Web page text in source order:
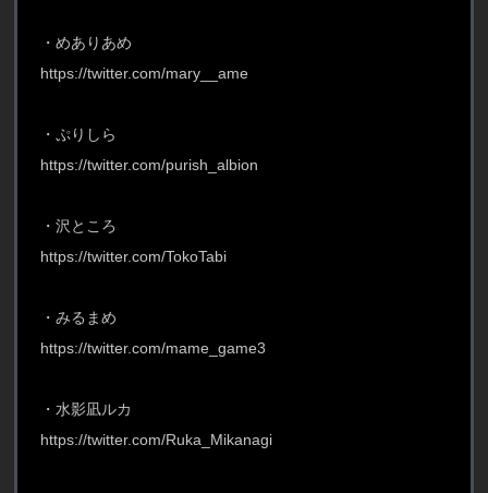
・めありあめ
https://twitter.com/mary__ame
・ぷりしら
https://twitter.com/purish_albion
・沢ところ
https://twitter.com/TokoTabi
・みるまめ
https://twitter.com/mame_game3
・水影凪ルカ
https://twitter.com/Ruka_Mikanagi